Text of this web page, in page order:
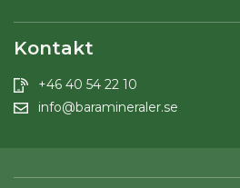
Kontakt
+46 40 54 22 10
info@baramineraler.se